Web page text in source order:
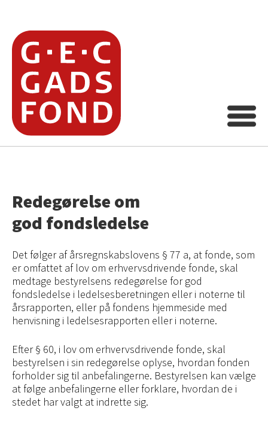
Redegørelse om
god fondsledelse
Det følger af årsregnskabslovens § 77 a, at fonde, som
er omfattet af lov om erhvervsdrivende fonde, skal
medtage bestyrelsens redegørelse for god
fondsledelse i ledelsesberetningen eller i noterne til
årsrapporten, eller på fondens hjemmeside med
henvisning i ledelsesrapporten eller i noterne.
Efter § 60, i lov om erhvervsdrivende fonde, skal
bestyrelsen i sin redegørelse oplyse, hvordan fonden
forholder sig til anbefalingerne. Bestyrelsen kan vælge
at følge anbefalingerne eller forklare, hvordan de i
stedet har valgt at indrette sig.